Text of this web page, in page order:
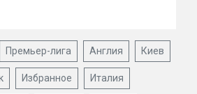
Премьер-лига Англия Киев
Избранное Италия